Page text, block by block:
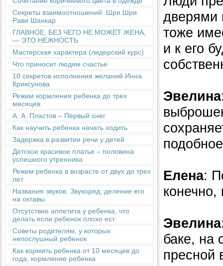
Секреты взаимоотношений. Шри Шри
Рави Шанкар
ГЛАВНОЕ, БЕЗ ЧЕГО НЕ МОЖЕТ ЖЕНА,
— ЭТО НЕЖНОСТЬ
Мастерская характера (лидерский курс)
Что приносит людям счастье
10 секретов исполнения желаний Инна
Криксунова
Режим кормления ребенка до трех
месяцев
А. А. Пластов – Первый снег
Как научить ребенка начать ходить
Задержка в развитии речи у детей
Детское красивое платье – половина
успешного утренника
Режим ребенка в возрасте от двух до трех
лет
Названия звуков. Звукоряд; деление его
на октавы
Отсутствие аппетита у ребенка, что
делать если ребенок плохо ест
Советы родителям, у которых
непослушный ребенок
Как кормить ребенка от 10 месяцев до
года, кормление ребенка
дверями
тоже
и к его
Эвелина
Елена:
Эвелина
баке, на
пресной